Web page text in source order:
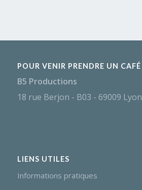
POUR VENIR PRENDRE UN CAFÉ
B5 Productions
18 rue Berjon - B03 - 69009 Lyon
LIENS UTILES
Informations pratiques